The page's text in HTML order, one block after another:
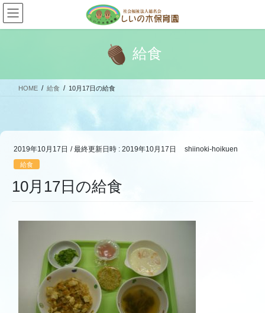
コ
ン
テ
ス
ナ
ビ
ゲ
ン
給食
HOME 給食 10月17日の給食
2019年10月17日 / 最終更新日時 : 2019年10月17日 shiinoki-hoikuen
給食
10月17日の給食